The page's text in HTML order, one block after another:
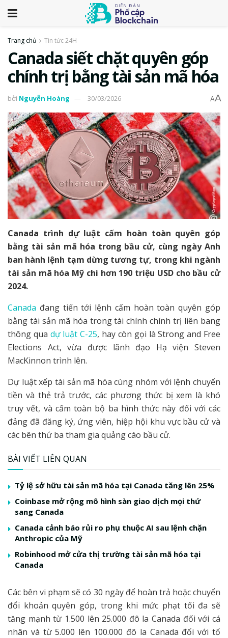
Trang chủ Tin tức 24H
Canada siết chặt quyên góp
chính trị bằng tài sản mã hóa
bởi Nguyễn Hoàng 30/03/2026 AA
Canada trình dự luật cấm hoàn toàn quyên góp
bằng tài sản mã hóa trong bầu cử, cùng ngày Anh
ban hành lệnh tạm dừng tương tự, trong khi ngành
tài sản mã hóa Mỹ chi hơn 190 triệu USD cho bầu cử
2024.
Canada đang tiến tới lệnh cấm hoàn toàn quyên góp
bằng tài sản mã hóa trong tài chính chính trị liên bang
thông qua dự luật C-25, hay còn gọi là Strong and Free
Elections Act, vừa được lãnh đạo Hạ viện Steven
MacKinnon trình lên.
Dự luật xếp tài sản mã hóa cùng nhóm với lệnh chuyển
tiền và thẻ trả trước, các phương thức bị xem là khó
truy vết, và cấm toàn bộ ba hình thức này đối với các
đảng đã đăng ký, ứng viên, hiệp hội khu vực bầu cử và
các bên thứ ba tham gia quảng cáo bầu cử.
BÀI VIẾT LIÊN QUAN
Tỷ lệ sở hữu tài sản mã hóa tại Canada tăng lên 25%
Coinbase mở rộng mô hình sàn giao dịch mọi thứ
sang Canada
Canada cảnh báo rủi ro phụ thuộc AI sau lệnh chặn
Anthropic của Mỹ
Robinhood mở cửa thị trường tài sản mã hóa tại
Canada
Các bên vi phạm sẽ có 30 ngày để hoàn trả hoặc chuyển
đổi khoản quyên góp, trong khi mức phạt tối đa sẽ
tăng mạnh từ 1.500 lên 25.000 đô la Canada đối với cá
nhân và từ 5.000 lên 100.000 đô la Canada đối với tổ